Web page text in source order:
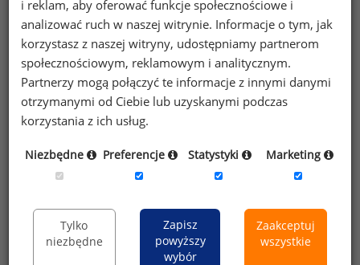
wynagrodzeniach?
Zapisz się do newslettera!
Wyrażam zgodę na przetwarzanie moich
formularzu przez Sedlak Sedlak sp. z o.o.
newsletter’a portalu wynagrodzenia.pl.
Wyrażam zgodę na przesyłanie na podany
adres e-mail ofert handlowych oraz
i reklam, aby oferować funkcje społecznościowe i
analizować ruch w naszej witrynie. Informacje o tym, jak
korzystasz z naszej witryny, udostępniamy partnerom
społecznościowym, reklamowym i analitycznym.
Partnerzy mogą połączyć te informacje z innymi danymi
otrzymanymi od Ciebie lub uzyskanymi podczas
korzystania z ich usług.
Niezbędne Preferencje Statystyki Marketing
Tylko
niezbędne
Zapisz
powyższy
wybór
Zaakceptuj
wszystkie